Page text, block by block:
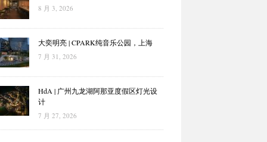
8 月 3, 2026
大奕明亮 | CPARK纯音乐公园，上海
7 月 31, 2026
HdA | 广州九龙湖阿那亚度假区灯光设
计
7 月 27, 2026